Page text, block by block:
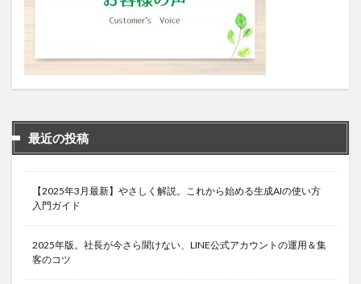
最近の投稿
【2025年3月最新】やさしく解説。これから始める生成AIの使い方
入門ガイド
2025年版。社長が今さら聞けない、LINE公式アカウントの運用＆集
客のコツ